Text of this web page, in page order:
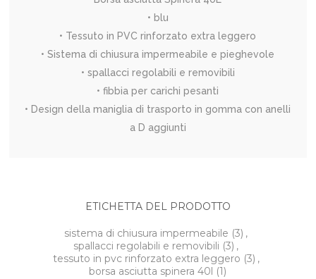
• blu
• Tessuto in PVC rinforzato extra leggero
• Sistema di chiusura impermeabile e pieghevole
• spallacci regolabili e removibili
• fibbia per carichi pesanti
• Design della maniglia di trasporto in gomma con anelli
a D aggiunti
ETICHETTA DEL PRODOTTO
sistema di chiusura impermeabile (3) ,
spallacci regolabili e removibili (3) ,
tessuto in pvc rinforzato extra leggero (3) ,
borsa asciutta spinera 40l (1)